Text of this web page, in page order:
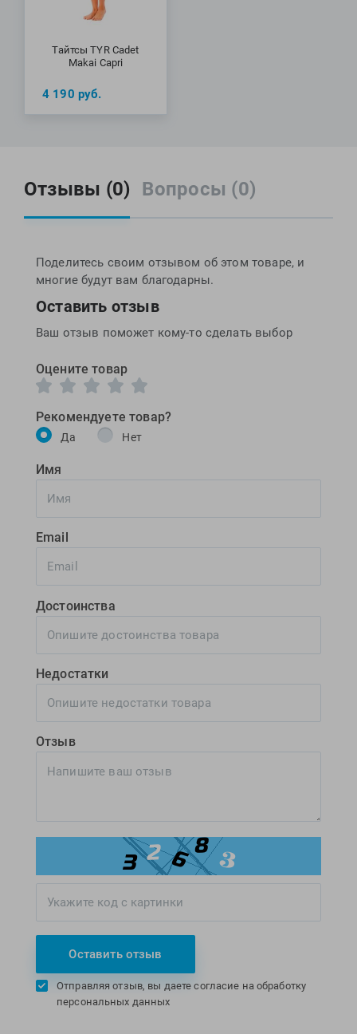
Тайтсы TYR Cadet
Makai Capri
4 190 руб.
Отзывы (0) Вопросы (0)
Поделитесь своим отзывом об этом товаре, и
многие будут вам благодарны.
Оставить отзыв
Ваш отзыв поможет кому-то сделать выбор
Оцените товар
Рекомендуете товар?
Да Нет
Имя
Email
Достоинства
Недостатки
Отзыв
Оставить отзыв
Отправляя отзыв, вы даете согласие на обработку
персональных данных